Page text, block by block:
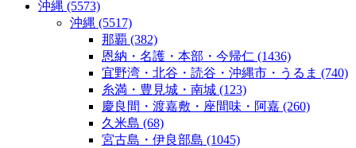
沖縄 (5573)
沖縄 (5517)
那覇 (382)
恩納・名護・本部・今帰仁 (1436)
宜野湾・北谷・読谷・沖縄市・うるま (740)
糸満・豊見城・南城 (123)
慶良間・渡嘉敷・座間味・阿嘉 (260)
久米島 (68)
宮古島・伊良部島 (1045)